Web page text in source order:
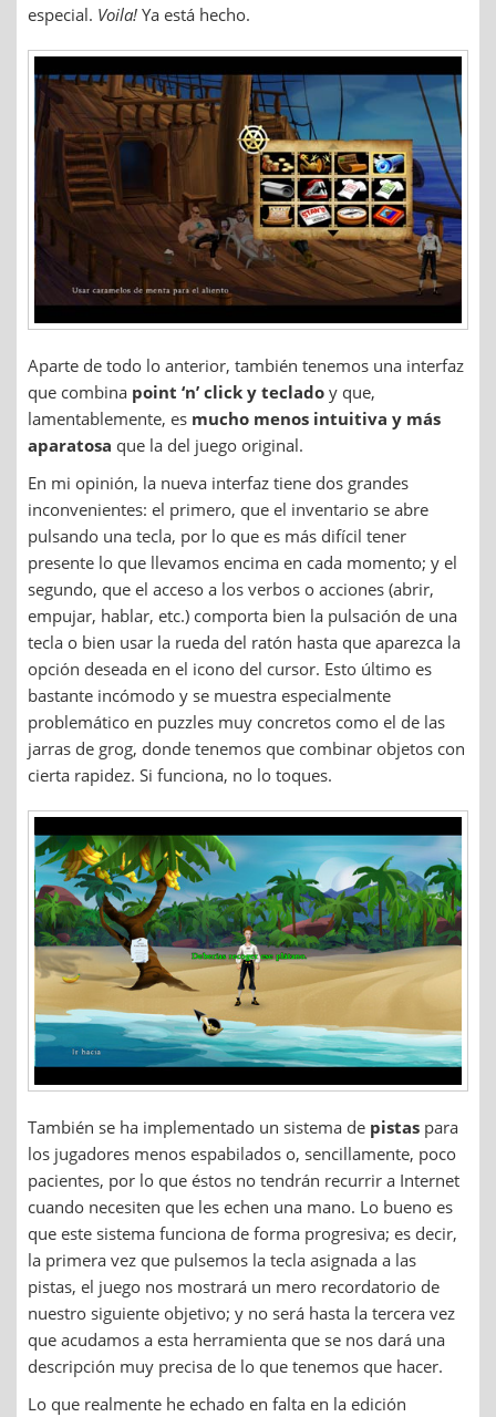
especial. Voila! Ya está hecho.
Aparte de todo lo anterior, también tenemos una interfaz
que combina point ‘n’ click y teclado y que,
lamentablemente, es mucho menos intuitiva y más
aparatosa que la del juego original.
En mi opinión, la nueva interfaz tiene dos grandes
inconvenientes: el primero, que el inventario se abre
pulsando una tecla, por lo que es más difícil tener
presente lo que llevamos encima en cada momento; y el
segundo, que el acceso a los verbos o acciones (abrir,
empujar, hablar, etc.) comporta bien la pulsación de una
tecla o bien usar la rueda del ratón hasta que aparezca la
opción deseada en el icono del cursor. Esto último es
bastante incómodo y se muestra especialmente
problemático en puzzles muy concretos como el de las
jarras de grog, donde tenemos que combinar objetos con
cierta rapidez. Si funciona, no lo toques.
También se ha implementado un sistema de pistas para
los jugadores menos espabilados o, sencillamente, poco
pacientes, por lo que éstos no tendrán recurrir a Internet
cuando necesiten que les echen una mano. Lo bueno es
que este sistema funciona de forma progresiva; es decir,
la primera vez que pulsemos la tecla asignada a las
pistas, el juego nos mostrará un mero recordatorio de
nuestro siguiente objetivo; y no será hasta la tercera vez
que acudamos a esta herramienta que se nos dará una
descripción muy precisa de lo que tenemos que hacer.
Lo que realmente he echado en falta en la edición